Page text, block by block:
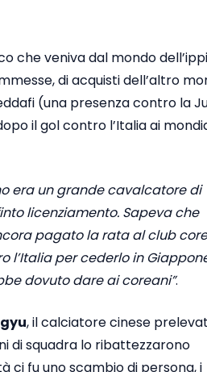
che veniva dal mondo
di acquisti dell’altro
(una presenza contro la
il gol contro l’Italia ai
era un grande cavalcatore di
licenziamento. Sapeva che
pagato la rata al club
l’Italia per cederlo in
dovuto dare ai coreani”.
, il calciatore cinese
di squadra lo ribattezzarono
ci fu uno scambio di persona, i